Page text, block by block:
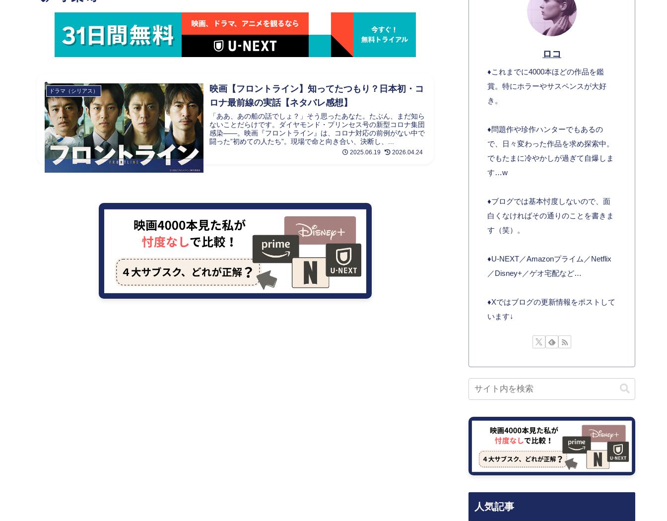
ドラマ（シリアス）
映画【フロントライン】知ってたつもり？日本初・コ
ロナ最前線の実話【ネタバレ感想】
「ああ、あの船の話でしょ？」そう思ったあなた。たぶん、まだ知ら
ないことだらけです。ダイヤモンド・プリンセス号の新型コロナ集団
感染――。映画『フロントライン』は、コロナ対応の前例がない中で
闘った”初めての人たち”。現場で命と向き合い、決断し、...
2025.06.19 2026.04.24
ロコ
♦︎これまでに4000本ほどの作品を鑑
賞。特にホラーやサスペンスが大好
き。
♦︎問題作や珍作ハンターでもあるの
で、日々変わった作品を求め探索中。
でもたまに冷やかしが過ぎて自爆しま
す…w
♦︎ブログでは基本忖度しないので、面
白くなければその通りのことを書きま
す（笑）。
♦︎U-NEXT／Amazonプライム／Netflix
／Disney+／ゲオ宅配など…
♦︎Xではブログの更新情報をポストして
います↓
人気記事